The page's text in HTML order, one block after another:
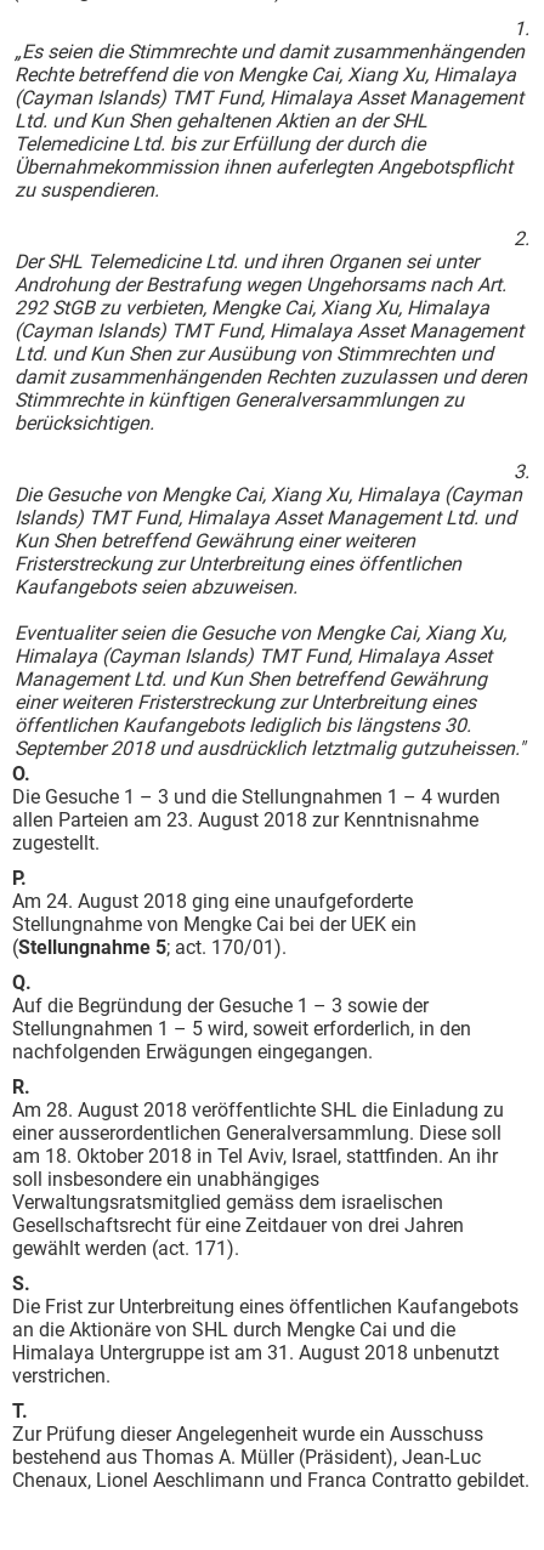
1.
„Es seien die Stimmrechte und damit zusammenhängenden
Rechte betreffend die von Mengke Cai, Xiang Xu, Himalaya
(Cayman Islands) TMT Fund, Himalaya Asset Management
Ltd. und Kun Shen gehaltenen Aktien an der SHL
Telemedicine Ltd. bis zur Erfüllung der durch die
Übernahmekommission ihnen auferlegten Angebotspflicht
zu suspendieren.
2.
Der SHL Telemedicine Ltd. und ihren Organen sei unter
Androhung der Bestrafung wegen Ungehorsams nach Art.
292 StGB zu verbieten, Mengke Cai, Xiang Xu, Himalaya
(Cayman Islands) TMT Fund, Himalaya Asset Management
Ltd. und Kun Shen zur Ausübung von Stimmrechten und
damit zusammenhängenden Rechten zuzulassen und deren
Stimmrechte in künftigen Generalversammlungen zu
berücksichtigen.
3.
Die Gesuche von Mengke Cai, Xiang Xu, Himalaya (Cayman
Islands) TMT Fund, Himalaya Asset Management Ltd. und
Kun Shen betreffend Gewährung einer weiteren
Fristerstreckung zur Unterbreitung eines öffentlichen
Kaufangebots seien abzuweisen.
Eventualiter seien die Gesuche von Mengke Cai, Xiang Xu,
Himalaya (Cayman Islands) TMT Fund, Himalaya Asset
Management Ltd. und Kun Shen betreffend Gewährung
einer weiteren Fristerstreckung zur Unterbreitung eines
öffentlichen Kaufangebots lediglich bis längstens 30.
September 2018 und ausdrücklich letztmalig gutzuheissen."
O.
Die Gesuche 1 – 3 und die Stellungnahmen 1 – 4 wurden
allen Parteien am 23. August 2018 zur Kenntnisnahme
zugestellt.
P.
Am 24. August 2018 ging eine unaufgeforderte
Stellungnahme von Mengke Cai bei der UEK ein
(Stellungnahme 5; act. 170/01).
Q.
Auf die Begründung der Gesuche 1 – 3 sowie der
Stellungnahmen 1 – 5 wird, soweit erforderlich, in den
nachfolgenden Erwägungen eingegangen.
R.
Am 28. August 2018 veröffentlichte SHL die Einladung zu
einer ausserordentlichen Generalversammlung. Diese soll
am 18. Oktober 2018 in Tel Aviv, Israel, stattfinden. An ihr
soll insbesondere ein unabhängiges
Verwaltungsratsmitglied gemäss dem israelischen
Gesellschaftsrecht für eine Zeitdauer von drei Jahren
gewählt werden (act. 171).
S.
Die Frist zur Unterbreitung eines öffentlichen Kaufangebots
an die Aktionäre von SHL durch Mengke Cai und die
Himalaya Untergruppe ist am 31. August 2018 unbenutzt
verstrichen.
T.
Zur Prüfung dieser Angelegenheit wurde ein Ausschuss
bestehend aus Thomas A. Müller (Präsident), Jean-Luc
Chenaux, Lionel Aeschlimann und Franca Contratto gebildet.